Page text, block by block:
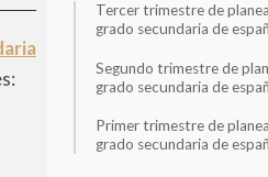
Tercer trimestre de
grado secundaria de
Segundo trimestre de
grado secundaria de
Primer trimestre de
grado secundaria de